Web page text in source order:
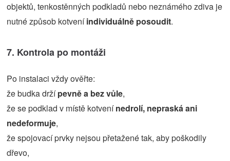
objektů, tenkostěnných podkladů nebo neznámého zdiva je
nutné způsob kotveníindividuálně posoudit.
7. Kontrola po montáži
Po instalaci vždy ověřte:
že budka držípevně a bez vůle,
že se podklad v místě kotvenínedrolí, nepraská ani
nedeformuje,
že spojovací prvky nejsou přetažené tak, aby poškodily
dřevo,